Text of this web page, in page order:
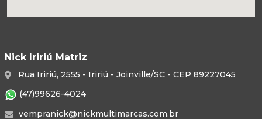
Nick Iririú Matriz
Rua Iririú, 2555 - Iririú - Joinville/SC - CEP 89227045
(47)99626-4024
vempranick@nickmultimarcas.com.br